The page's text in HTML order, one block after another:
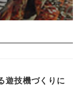
技機づくりに